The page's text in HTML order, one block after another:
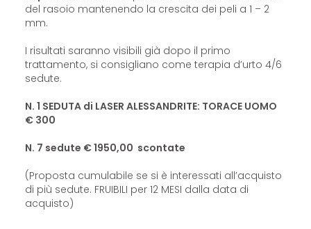
del rasoio mantenendo la crescita dei peli a 1 – 2
mm.
I risultati saranno visibili già dopo il primo
trattamento, si consigliano come terapia d’urto 4/6
sedute.
N. 1 SEDUTA di LASER ALESSANDRITE: TORACE UOMO
€ 300
N. 7 sedute € 1950,00 scontate
(Proposta cumulabile se si è interessati all’acquisto
di più sedute. FRUIBILI per 12 MESI dalla data di
acquisto)